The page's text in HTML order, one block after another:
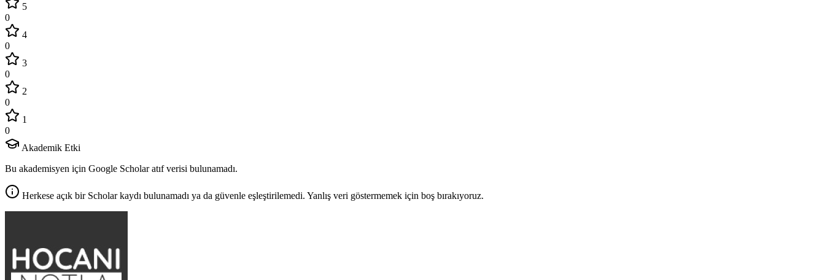
5
0
4
0
3
0
2
0
1
0
Akademik Etki
Bu akademisyen için Google Scholar atıf verisi bulunamadı.
Herkese açık bir Scholar kaydı bulunamadı ya da güvenle eşleştirilemedi. Yanlış veri göstermemek için boş bırakıyoruz.